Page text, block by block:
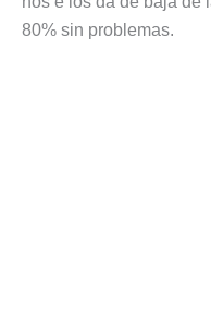
80% sin problemas.